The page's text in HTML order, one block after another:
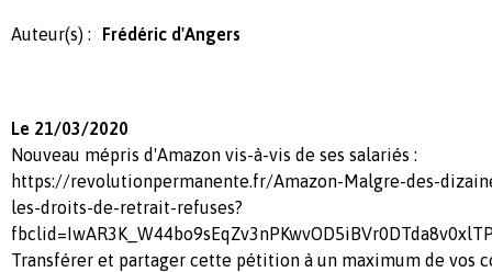
Auteur(s) : Frédéric d'Angers
Le 21/03/2020
Nouveau mépris d'Amazon vis-à-vis de ses salariés :
https://revolutionpermanente.fr/Amazon-Malgre-des-
les-droits-de-retrait-refuses?
Transférer et partager cette pétition à un maximum de vos